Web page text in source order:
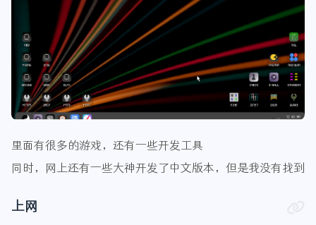
里面有很多的游戏，还有一些开发工具
同时，网上还有一些大神开发了中文版本，但是我没有找到
上网